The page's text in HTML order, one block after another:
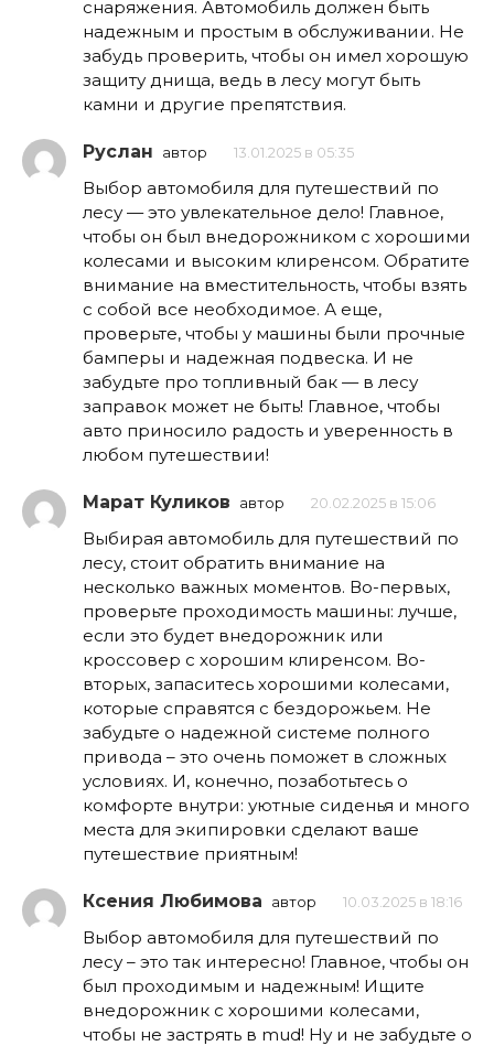
снаряжения. Автомобиль должен быть
надежным и простым в обслуживании. Не
забудь проверить, чтобы он имел хорошую
защиту днища, ведь в лесу могут быть
камни и другие препятствия.
Руслан автор 13.01.2025 в 05:35
Выбор автомобиля для путешествий по
лесу — это увлекательное дело! Главное,
чтобы он был внедорожником с хорошими
колесами и высоким клиренсом. Обратите
внимание на вместительность, чтобы взять
с собой все необходимое. А еще,
проверьте, чтобы у машины были прочные
бамперы и надежная подвеска. И не
забудьте про топливный бак — в лесу
заправок может не быть! Главное, чтобы
авто приносило радость и уверенность в
любом путешествии!
Марат Куликов автор 20.02.2025 в 15:06
Выбирая автомобиль для путешествий по
лесу, стоит обратить внимание на
несколько важных моментов. Во-первых,
проверьте проходимость машины: лучше,
если это будет внедорожник или
кроссовер с хорошим клиренсом. Во-
вторых, запаситесь хорошими колесами,
которые справятся с бездорожьем. Не
забудьте о надежной системе полного
привода – это очень поможет в сложных
условиях. И, конечно, позаботьтесь о
комфорте внутри: уютные сиденья и много
места для экипировки сделают ваше
путешествие приятным!
Ксения Любимова автор 10.03.2025 в 18:16
Выбор автомобиля для путешествий по
лесу – это так интересно! Главное, чтобы он
был проходимым и надежным! Ищите
внедорожник с хорошими колесами,
чтобы не застрять в mud! Ну и не забудьте о